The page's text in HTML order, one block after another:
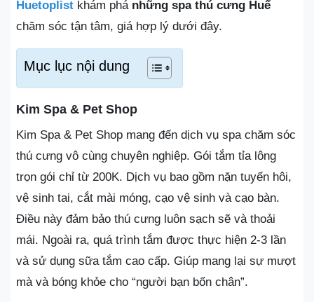
Huetoplist khám phá những spa thú cưng Huế
chăm sóc tận tâm, giá hợp lý dưới đây.
Mục lục nội dung
Kim Spa & Pet Shop
Kim Spa & Pet Shop mang đến dịch vụ spa chăm sóc
thú cưng vô cùng chuyên nghiệp. Gói tắm tỉa lông
trọn gói chỉ từ 200K. Dịch vụ bao gồm nặn tuyến hôi,
vệ sinh tai, cắt mài móng, cạo vệ sinh và cạo bàn.
Điều này đảm bảo thú cưng luôn sạch sẽ và thoải
mái. Ngoài ra, quá trình tắm được thực hiện 2-3 lần
và sử dụng sữa tắm cao cấp. Giúp mang lại sự mượt
mà và bóng khỏe cho “người bạn bốn chân”.